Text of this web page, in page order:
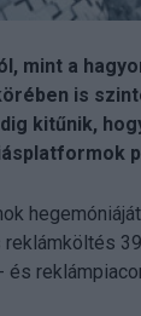
mint a
is
kitűnik,